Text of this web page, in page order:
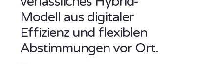
Modell aus digitaler
Effizienz und flexiblen
Abstimmungen vor Ort.